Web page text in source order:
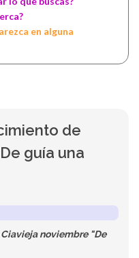
en alguna
de
guía una
noviembre "De